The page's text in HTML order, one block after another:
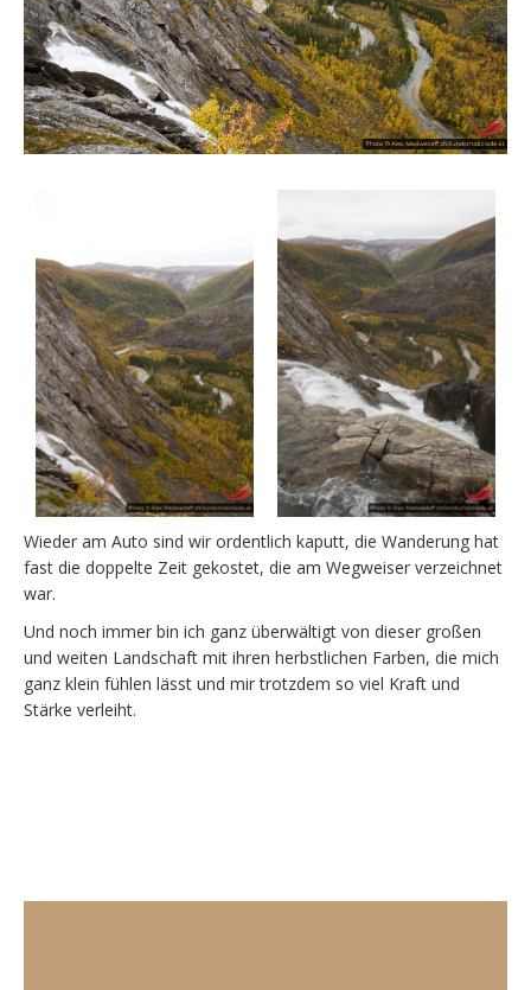
Wieder am Auto sind wir ordentlich kaputt, die Wanderung hat
fast die doppelte Zeit gekostet, die am Wegweiser verzeichnet
war.
Und noch immer bin ich ganz überwältigt von dieser großen
und weiten Landschaft mit ihren herbstlichen Farben, die mich
ganz klein fühlen lässt und mir trotzdem so viel Kraft und
Stärke verleiht.